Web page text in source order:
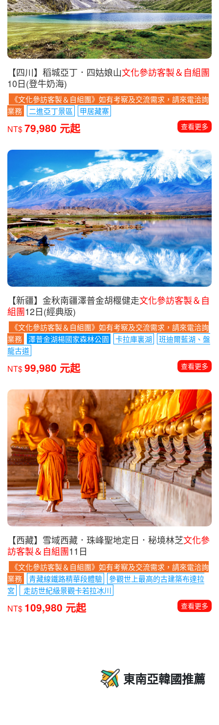
【四川】稻城亞丁．四姑娘山文化參訪客製＆自組團
10日(登牛奶海)
《文化參訪客製＆自組團》如有考察及交流需求，請來電洽詢
業務
二進亞丁景區 甲居藏寨
NT$79,980 元起 查看更多
【新疆】金秋南疆澤普金胡椻健走文化參訪客製＆自
組團12日(經典版)
《文化參訪客製＆自組團》如有考察及交流需求，請來電洽詢
業務
澤普金湖楊國家森林公園 卡拉庫裏湖
班迪爾藍湖、盤
龍古道
NT$99,980 元起 查看更多
【西藏】雪域西藏．珠峰聖地定日．秘境林芝文化參
訪客製＆自組團11日
《文化參訪客製＆自組團》如有考察及交流需求，請來電洽詢
業務
青藏線鐵路精華段體驗
參觀世上最高的古建築布達拉
宮
走訪世紀級景觀卡若拉冰川
NT$ 109,980 元起 查看更多
東南亞韓國推薦